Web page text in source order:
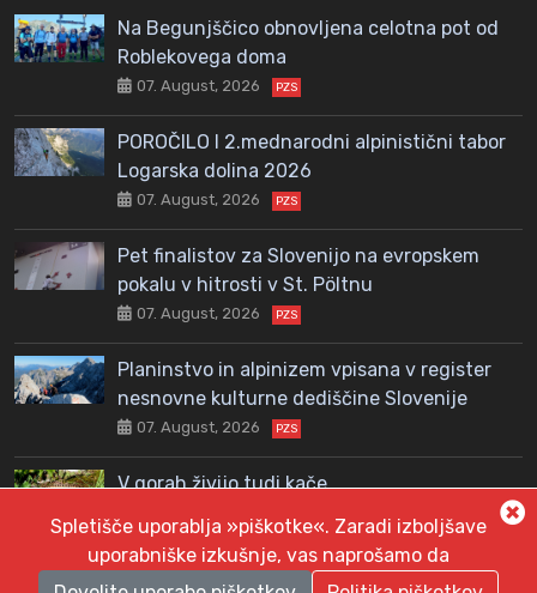
Na Begunjščico obnovljena celotna pot od
Roblekovega doma
07. August, 2026 PZS
POROČILO I 2.mednarodni alpinistični tabor
Logarska dolina 2026
07. August, 2026 PZS
Pet finalistov za Slovenijo na evropskem
pokalu v hitrosti v St. Pöltnu
07. August, 2026 PZS
Planinstvo in alpinizem vpisana v register
nesnovne kulturne dediščine Slovenije
07. August, 2026 PZS
V gorah živijo tudi kače
Spletišče uporablja »piškotke«. Zaradi izboljšave
uporabniške izkušnje, vas naprošamo da